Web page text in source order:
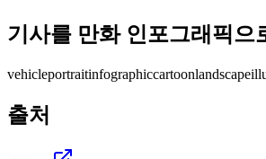
기사를 만화 인포그래픽으
vehicleportraitinfographiccartoonlandscape
출처